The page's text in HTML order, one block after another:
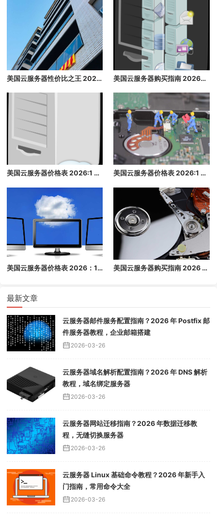
美国云服务器性价比之王 2026：价格最低，配置最高，带宽最大 美国云服务器购买指南 2026：高性价比海外云主机推荐
美国云服务器价格表 2026:1 核/2 核/4 核/8 核配置每月多少钱？ 美国云服务器价格表 2026:1 核/2 核/4 核/8 核配置每月多少钱？
美国云服务器价格表 2026：1 核/2 核/4 核/8 核配置每月多少钱？ 美国云服务器购买指南 2026 - 高性价比海外云主机推荐
最新文章
云服务器邮件服务配置指南？2026 年 Postfix 邮
件服务器教程，企业邮箱搭建
2026-03-26
云服务器域名解析配置指南？2026 年 DNS 解析
教程，域名绑定服务器
2026-03-26
云服务器网站迁移指南？2026 年数据迁移教
程，无缝切换服务器
2026-03-26
云服务器 Linux 基础命令教程？2026 年新手入
门指南，常用命令大全
2026-03-26